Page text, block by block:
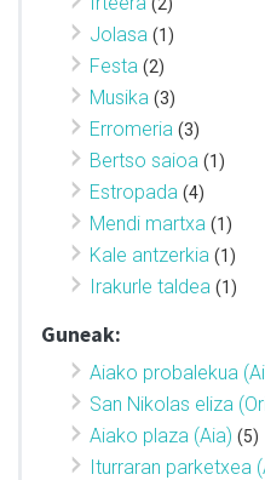
Jolasa (1)
Festa (2)
Musika (3)
Erromeria (3)
Bertso saioa (1)
Estropada (4)
Mendi martxa (1)
Kale antzerkia (1)
Irakurle taldea (1)
Guneak:
Aiako probalekua
San Nikolas eliza
Aiako plaza (Aia) (5)
Iturraran parketxea